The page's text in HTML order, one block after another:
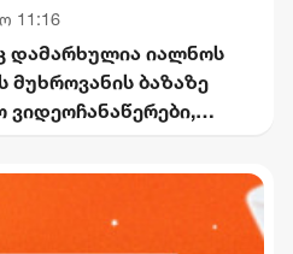
11:16
დამარხულია იალნოს
მუხროვანის ბაზაზე